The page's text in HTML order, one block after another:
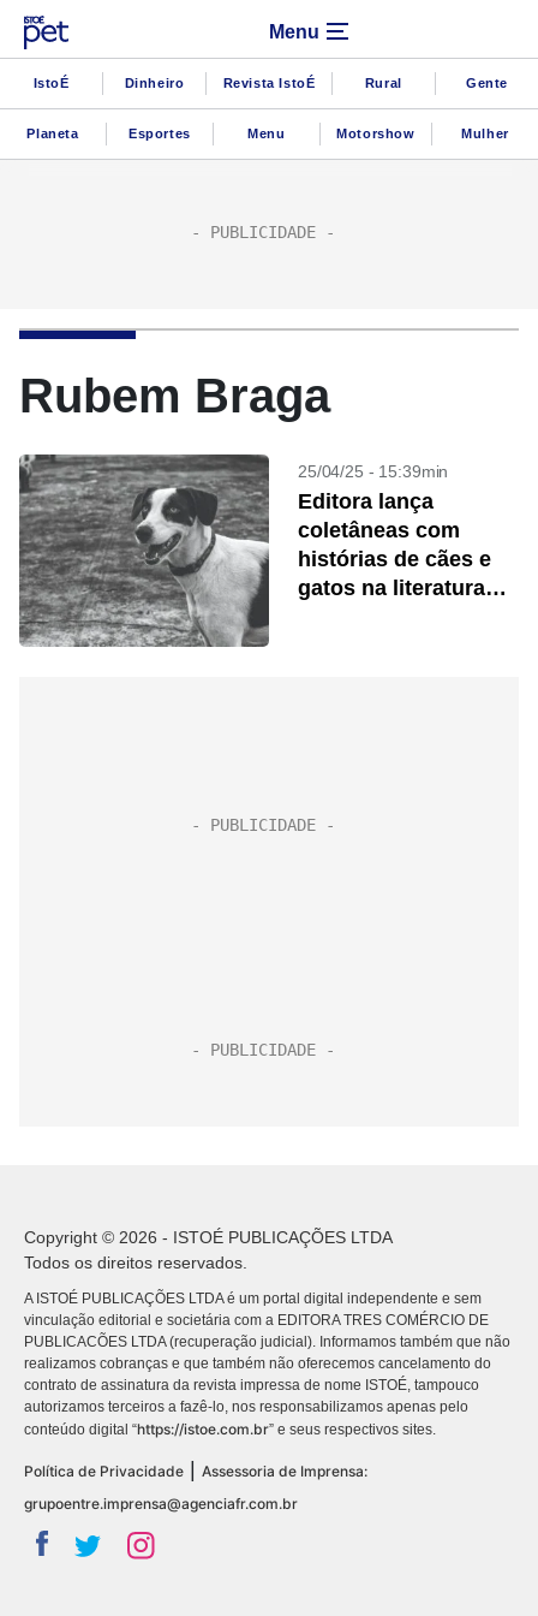
Menu
IstoÉ Dinheiro Revista IstoÉ Rural Gente
Planeta Esportes Menu Motorshow Mulher
Rubem Braga
25/04/25 - 15:39min
Editora lança
coletâneas com
histórias de cães e
gatos na literatura
Copyright © 2026 - ISTOÉ PUBLICAÇÕES LTDA
Todos os direitos reservados.
A ISTOÉ PUBLICAÇÕES LTDA é um portal digital independente e sem
vinculação editorial e societária com a EDITORA TRES COMÉRCIO DE
PUBLICACÕES LTDA (recuperação judicial). Informamos também que não
realizamos cobranças e que também não oferecemos cancelamento do
contrato de assinatura da revista impressa de nome ISTOÉ, tampouco
autorizamos terceiros a fazê-lo, nos responsabilizamos apenas pelo
conteúdo digital “https://istoe.com.br” e seus respectivos sites.
Política de Privacidade
Assessoria de Imprensa:
grupoentre.imprensa@agenciafr.com.br